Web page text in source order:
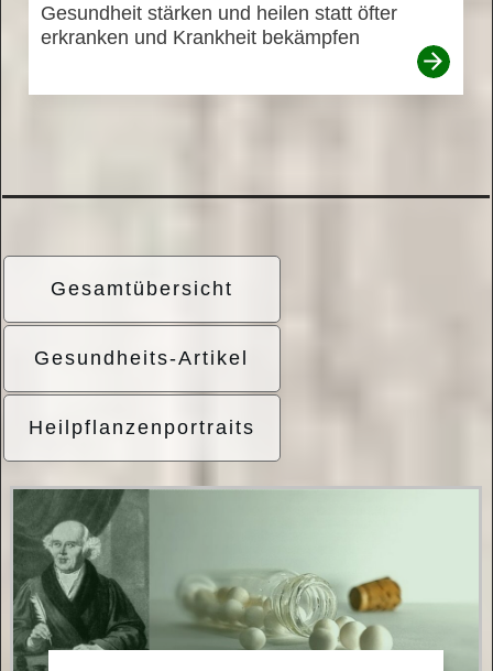
Gesundheit stärken und heilen statt öfter
erkranken und Krankheit bekämpfen
Gesamtübersicht
Gesundheits-Artikel
Heilpflanzenportraits